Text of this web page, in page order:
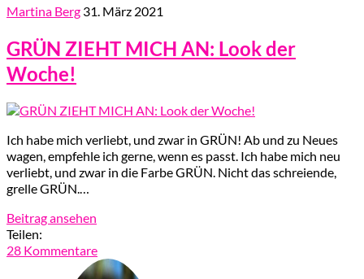
Martina Berg 31. März 2021
GRÜN ZIEHT MICH AN: Look der
Woche!
Ich habe mich verliebt, und zwar in GRÜN! Ab und zu Neues
wagen, empfehle ich gerne, wenn es passt. Ich habe mich neu
verliebt, und zwar in die Farbe GRÜN. Nicht das schreiende,
grelle GRÜN.…
Beitrag ansehen
Teilen:
28 Kommentare